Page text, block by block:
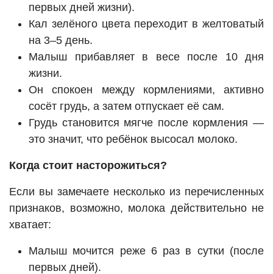
первых дней жизни).
Кал зелёного цвета переходит в желтоватый
на 3–5 день.
Малыш прибавляет в весе после 10 дня
жизни.
Он спокоен между кормлениями, активно
сосёт грудь, а затем отпускает её сам.
Грудь становится мягче после кормления —
это значит, что ребёнок высосал молоко.
Когда стоит насторожиться?
Если вы замечаете несколько из перечисленных
признаков, возможно, молока действительно не
хватает:
Малыш мочится реже 6 раз в сутки (после
первых дней).